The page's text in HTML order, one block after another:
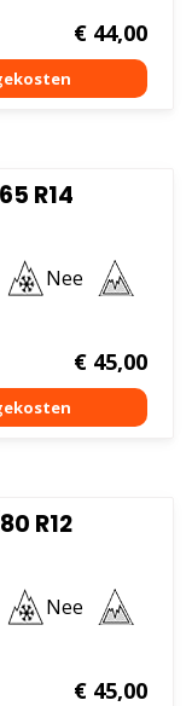
€44,00
R14
Nee
€45,00
R12
Nee
€45,00